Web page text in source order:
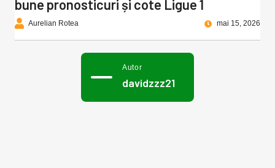
bune pronosticuri și cote Ligue 1
Aurelian Rotea mai 15, 2026
Autor
davidzzz21